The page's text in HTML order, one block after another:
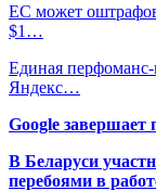
ЕС может
$1…
Единая
Яндекс…
Google завершает
В Беларуси
перебоями в